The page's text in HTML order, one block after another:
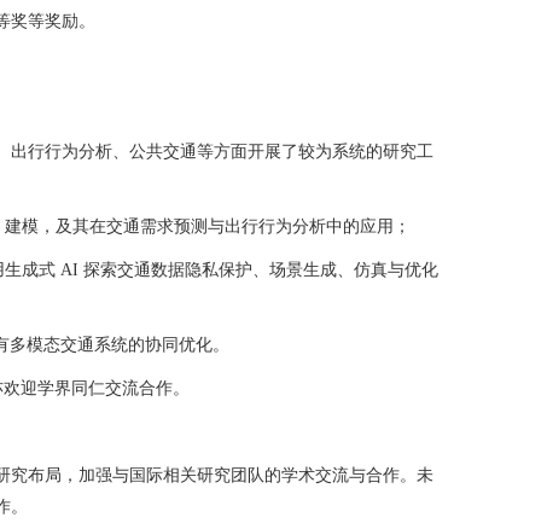
等奖励。
行行为分析、公共交通等方面开展了较为系统的研究工
模，及其在交通需求预测与出行行为分析中的应用；
生成式 AI 探索交通数据隐私保护、场景生成、仿真与优化
模态交通系统的协同优化。
迎学界同仁交流合作。
布局，加强与国际相关研究团队的学术交流与合作。未